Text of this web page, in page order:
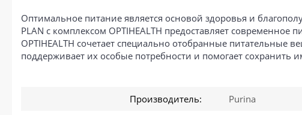
Оптимальное питание является основой здоровья и
PLAN с комплексом OPTIHEALTH предоставляет
OPTIHEALTH сочетает специально отобранные
поддерживает их особые потребности и помогает сохранить
Производитель:
Purina